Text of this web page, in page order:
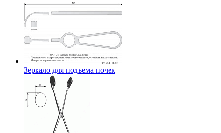
Зеркало для подъема почек